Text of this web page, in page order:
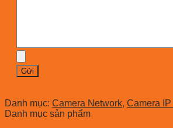
Danh mục: Camera Network, Camera
Danh mục sản phẩm